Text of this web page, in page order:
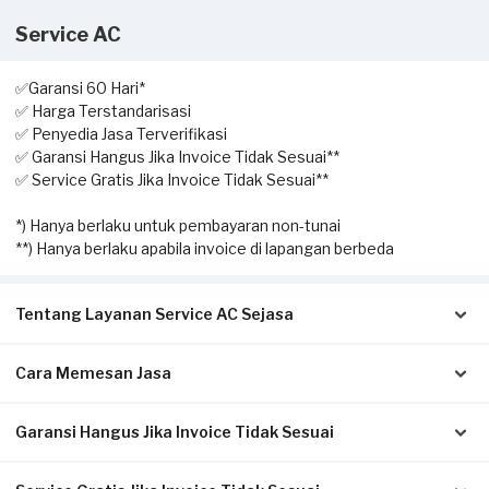
Service AC
✅Garansi 60 Hari*
✅ Harga Terstandarisasi
✅ Penyedia Jasa Terverifikasi
✅ Garansi Hangus Jika Invoice Tidak Sesuai**
✅ Service Gratis Jika Invoice Tidak Sesuai**
*) Hanya berlaku untuk pembayaran non-tunai
**) Hanya berlaku apabila invoice di lapangan berbeda
Tentang Layanan Service AC Sejasa
Solusi terbaik untuk Anda yang membutuhkan jasa
service ini, Anda dapat memesan kapan saja sesuai dengan
Cara Memesan Jasa
Isi form sesuai detail kebutuhan Anda.
Garansi Hangus Jika Invoice Tidak Sesuai